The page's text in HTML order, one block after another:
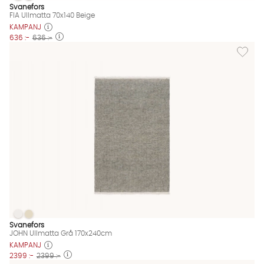
FIA Ullmatta 70x140 Beige Finns även i dessa färger:
Svanefors
FIA Ullmatta 70x140 Beige
KAMPANJ
636 :- 636 :-
Lägg
JOHN Ullmatta Grå 170x240cm Finns även i dessa färger:
JOHN Ullmatta Grå 170x240cm
JOHN Ullmatta Grå 170x240cm
Svanefors
JOHN Ullmatta Grå 170x240cm
KAMPANJ
2399 :- 2399 :-